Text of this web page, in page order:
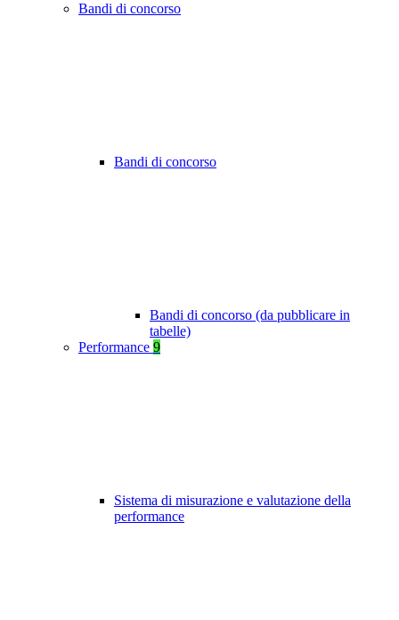
Bandi di concorso
Bandi di concorso
Bandi di concorso (da pubblicare in
tabelle)
Performance 9
Sistema di misurazione e valutazione della
performance